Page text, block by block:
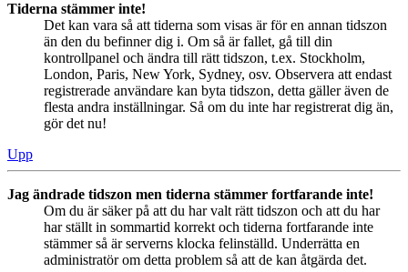
Tiderna stämmer inte!
Det kan vara så att tiderna som visas är för en annan tidszon
än den du befinner dig i. Om så är fallet, gå till din
kontrollpanel och ändra till rätt tidszon, t.ex. Stockholm,
London, Paris, New York, Sydney, osv. Observera att endast
registrerade användare kan byta tidszon, detta gäller även de
flesta andra inställningar. Så om du inte har registrerat dig än,
gör det nu!
Upp
Jag ändrade tidszon men tiderna stämmer fortfarande inte!
Om du är säker på att du har valt rätt tidszon och att du har
har ställt in sommartid korrekt och tiderna fortfarande inte
stämmer så är serverns klocka felinställd. Underrätta en
administratör om detta problem så att de kan åtgärda det.